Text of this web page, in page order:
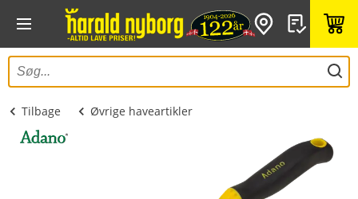
Tilbage Øvrige haveartikler